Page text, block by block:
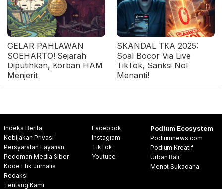
GELAR PAHLAWAN
SOEHARTO! Sejarah
Diputihkan, Korban HAM
Menjerit
SKANDAL TKA 2025:
Soal Bocor Via Live
TikTok, Sanksi Nol
Menanti!
Indeks Berita
Kebijakan Privasi
Persyaratan Layanan
Pedoman Media Siber
Kode Etik Jurnalis
Redaksi
Tentang Kami
Facebook
Instagram
TikTok
Youtube
Podium Ecosystem
Podiumnews.com
Podium Kreatif
Urban Bali
Menot Sukadana